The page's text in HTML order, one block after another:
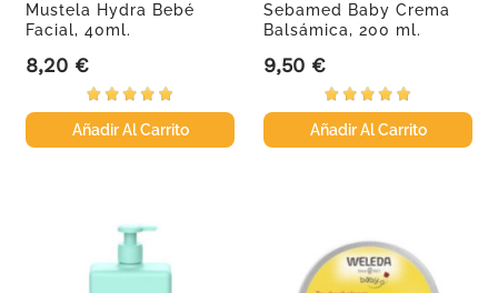
Mustela Hydra Bebé
Facial, 40ml.
Precio
8,20 €
Añadir Al Carrito
Sebamed Baby Crema
Balsámica, 200 ml.
Precio
9,50 €
Añadir Al Carrito